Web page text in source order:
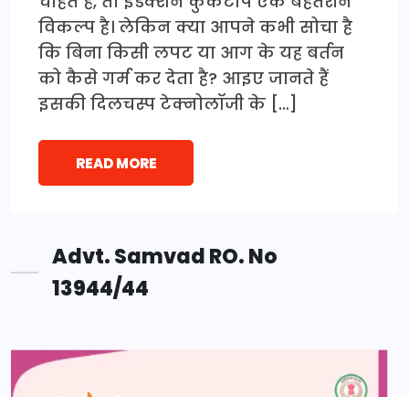
विकल्प है। लेकिन क्या आपने कभी सोचा है
कि बिना किसी लपट या आग के यह बर्तन
को कैसे गर्म कर देता है? आइए जानते हैं
इसकी दिलचस्प टेक्नोलॉजी के […]
READ MORE
Advt. Samvad RO. No
13944/44